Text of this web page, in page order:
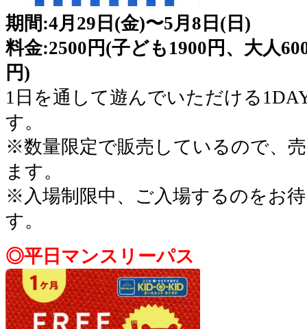
期間:4月29日(金)〜5月8日(日)
料金:2500円(子ども1900円、大人
円)
1日を通して遊んでいただける
す。
※数量限定で販売しているので、
ます。
※入場制限中、ご入場するのをお
す。
◎平日マンスリーパス